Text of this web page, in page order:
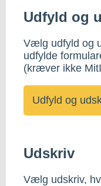
Udfyld og
Vælg udfyld og
udfylde
(kræver ikke
Udskriv
Vælg udskriv,